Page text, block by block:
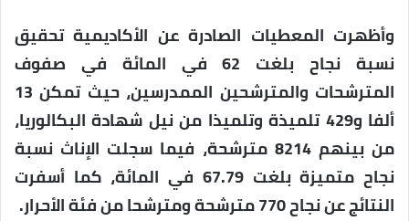
وأظهرت المعطيات الصادرة عن الأكاديمية تحقيق
نسبة نجاح بلغت 62 في المائة في صفوف
المترشحات والمترشحين الممدرسين، حيث تمكن 13
ألفا و429 تلميذة وتلميذا من نيل شهادة البكالوريا،
من بينهم 8214 مترشحة، فيما سجلت الإناث نسبة
نجاح متميزة بلغت 67.79 في المائة، كما أسفرت
النتائج عن نجاح 770 مترشحة ومترشحا من فئة الأحرار.